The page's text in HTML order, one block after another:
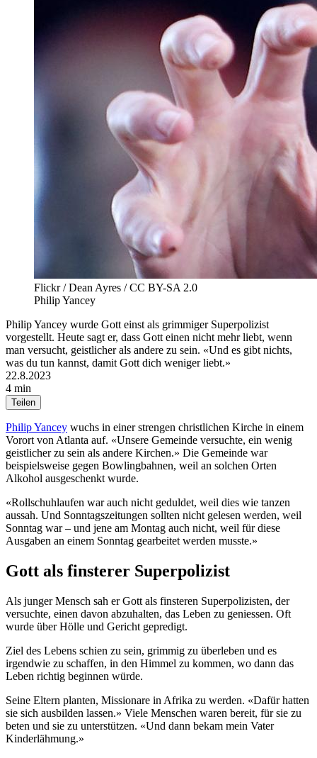
Flickr / Dean Ayres / CC BY-SA 2.0
Philip Yancey
Philip Yancey wurde Gott einst als grimmiger Superpolizist
vorgestellt. Heute sagt er, dass Gott einen nicht mehr liebt, wenn
man versucht, geistlicher als andere zu sein. «Und es gibt nichts,
was du tun kannst, damit Gott dich weniger liebt.»
22.8.2023
4 min
Teilen
Philip Yancey wuchs in einer strengen christlichen Kirche in einem
Vorort von Atlanta auf. «Unsere Gemeinde versuchte, ein wenig
geistlicher zu sein als andere Kirchen.» Die Gemeinde war
beispielsweise gegen Bowlingbahnen, weil an solchen Orten
Alkohol ausgeschenkt wurde.
«Rollschuhlaufen war auch nicht geduldet, weil dies wie tanzen
aussah. Und Sonntagszeitungen sollten nicht gelesen werden, weil
Sonntag war – und jene am Montag auch nicht, weil für diese
Ausgaben an einem Sonntag gearbeitet werden musste.»
Gott als finsterer Superpolizist
Als junger Mensch sah er Gott als finsteren Superpolizisten, der
versuchte, einen davon abzuhalten, das Leben zu geniessen. Oft
wurde über Hölle und Gericht gepredigt.
Ziel des Lebens schien zu sein, grimmig zu überleben und es
irgendwie zu schaffen, in den Himmel zu kommen, wo dann das
Leben richtig beginnen würde.
Seine Eltern planten, Missionare in Afrika zu werden. «Dafür hatten
sie sich ausbilden lassen.» Viele Menschen waren bereit, für sie zu
beten und sie zu unterstützen. «Und dann bekam mein Vater
Kinderlähmung.»